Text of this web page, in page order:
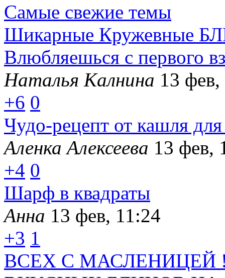
Самые свежие темы
Шикарные Кружевные
Влюбляешься с первого
Наталья Калнина 13
+6 0
Чудо-рецепт от кашля
Аленка Алексеева 13 фев,
+4 0
Шарф в квадраты
Анна 13 фев, 11:24
+3 1
ВСЕХ С МАСЛЕНИЦЕЙ